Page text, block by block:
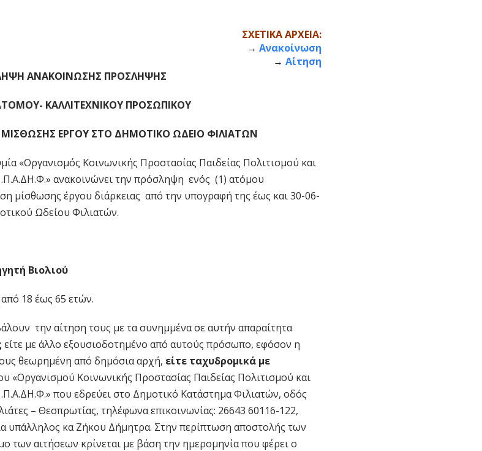
ΣΧΕΤΙΚΑ ΑΡΧΕΙΑ:
→ Ανακοίνωση
→ Αίτηση
ΑΝΑΚΟΙΝΩΣΗΣ ΠΡΟΣΛΗΨΗΣ
ΚΑΛΛΙΤΕΧΝΙΚΟΥ ΠΡΟΣΩΠΙΚΟΥ
ΕΡΓΟΥ ΣΤΟ ΔΗΜΟΤΙΚΟ ΩΔΕΙΟ ΦΙΛΙΑΤΩΝ
«Οργανισμός Κοινωνικής Προστασίας Παιδείας Πολιτισμού και
ανακοινώνει την πρόσληψη ενός (1) ατόμου
μίσθωσης έργου διάρκειας από την υπογραφή της έως και 30-06-
Ωδείου Φιλιατών.
Βιολιού
18 έως 65 ετών.
την αίτηση τους με τα συνημμένα σε αυτήν απαραίτητα
είτε µε άλλο εξουσιοδοτημένο από αυτούς πρόσωπο, εφόσον η
θεωρημένη από δημόσια αρχή, είτε ταχυδρομικά µε
«Οργανισμού Κοινωνικής Προστασίας Παιδείας Πολιτισμού και
που εδρεύει στο Δημοτικό Κατάστημα Φιλιατών, οδός
– Θεσπρωτίας, τηλέφωνα επικοινωνίας: 26643 60116-122,
υπάλληλος κα Ζήκου Δήμητρα. Στην περίπτωση αποστολής των
των αιτήσεων κρίνεται µε βάση την ημερομηνία που φέρει ο